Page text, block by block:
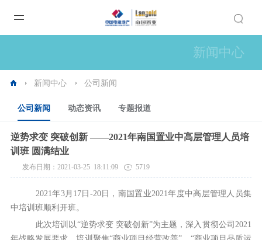
新闻中心
新闻中心 公司新闻
公司新闻 动态资讯 专题报道
逆势求变 突破创新 ——2021年南国置业中高层管理人员培
训班 圆满结业
发布日期：2021-03-25 18:11:09 5719
2021年3月17日-20日，南国置业2021年度中高层管理人员集
中培训班顺利开班。
此次培训以“逆势求变 突破创新”为主题，深入贯彻公司2021